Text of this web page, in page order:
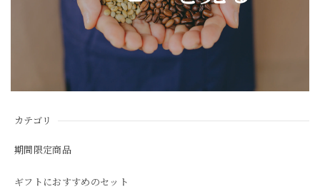
カテゴリ
期間限定商品
ギフトにおすすめのセット